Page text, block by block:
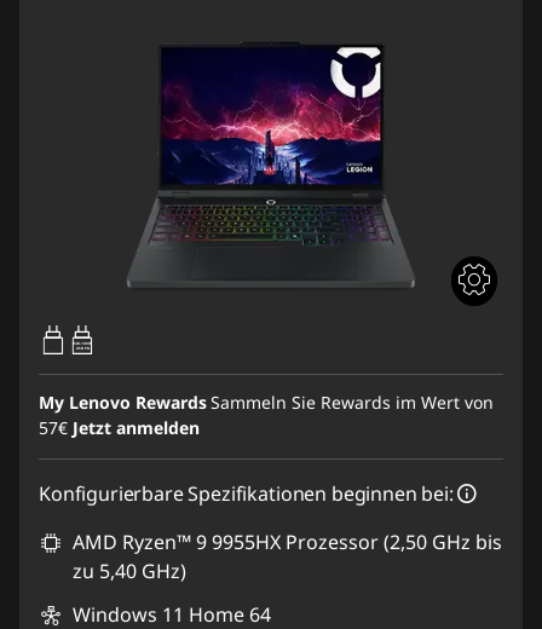
65W-100W
USB PD
My Lenovo RewardsSammeln Sie Rewards im Wert von
57€ Jetzt anmelden
Konfigurierbare Spezifikationen beginnen bei:
AMD Ryzen™ 9 9955HX Prozessor (2,50 GHz bis
zu 5,40 GHz)
Windows 11 Home 64